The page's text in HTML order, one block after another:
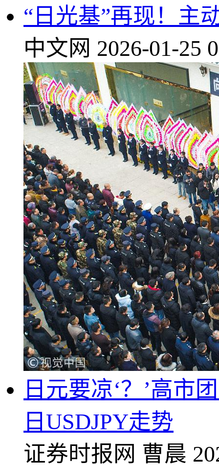
“日光基”再现！主
中文网 2026-01-25
日元要凉‘？’高市
日USDJPY走势
证券时报网 曹晨